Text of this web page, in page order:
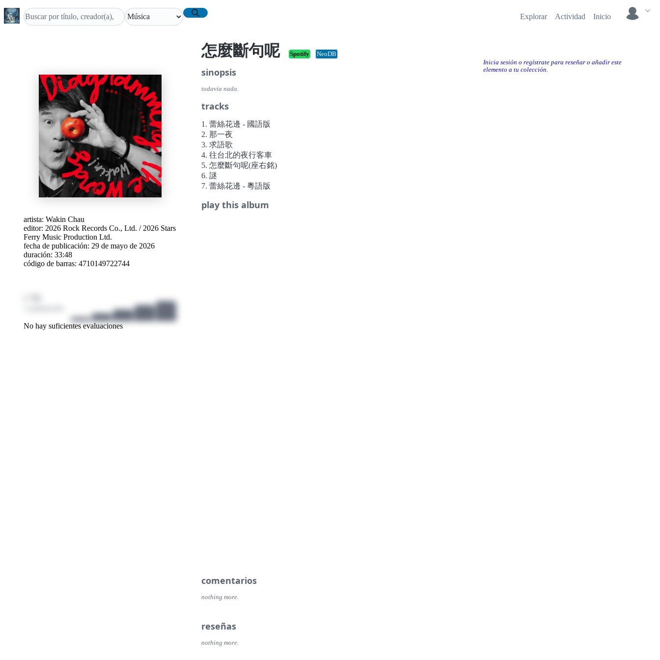
Explorar Actividad Inicio
怎麼斷句呢 Spotify
NeoDB
Inicia sesión o regístrate para reseñar o añadir este
elemento a tu colección.
artista: Wakin Chau
editor: 2026 Rock Records Co., Ltd. / 2026 Stars
Ferry Music Production Ltd.
fecha de publicación: 29 de mayo de 2026
duración: 33:48
código de barras: 4710149722744
No hay suficientes evaluaciones
sinopsis
todavía nada.
tracks
1. 蕾絲花邊 - 國語版
2. 那一夜
3. 求語歌
4. 往台北的夜行客車
5. 怎麼斷句呢(座右銘)
6. 謎
7. 蕾絲花邊 - 粵語版
play this album
comentarios
nothing more.
reseñas
nothing more.